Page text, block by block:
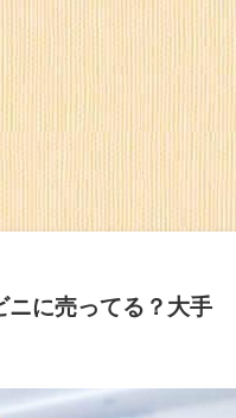
ニに売ってる？大手